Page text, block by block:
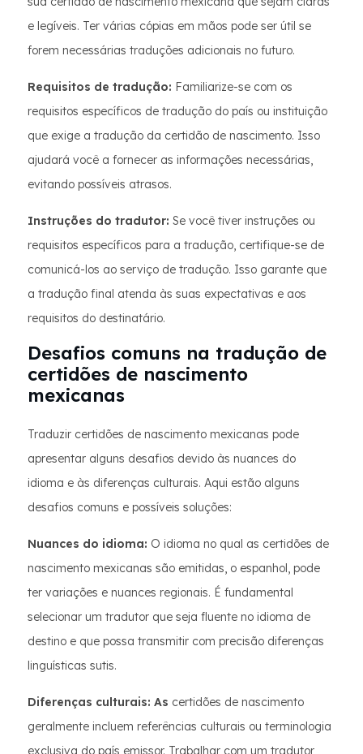
e legíveis. Ter várias cópias em mãos pode ser útil se
forem necessárias traduções adicionais no futuro.
Requisitos de tradução: Familiarize-se com os
requisitos específicos de tradução do país ou instituição
que exige a tradução da certidão de nascimento. Isso
ajudará você a fornecer as informações necessárias,
evitando possíveis atrasos.
Instruções do tradutor: Se você tiver instruções ou
requisitos específicos para a tradução, certifique-se de
comunicá-los ao serviço de tradução. Isso garante que
a tradução final atenda às suas expectativas e aos
requisitos do destinatário.
Desafios comuns na tradução de
certidões de nascimento
mexicanas
Traduzir certidões de nascimento mexicanas pode
apresentar alguns desafios devido às nuances do
idioma e às diferenças culturais. Aqui estão alguns
desafios comuns e possíveis soluções:
Nuances do idioma: O idioma no qual as certidões de
nascimento mexicanas são emitidas, o espanhol, pode
ter variações e nuances regionais. É fundamental
selecionar um tradutor que seja fluente no idioma de
destino e que possa transmitir com precisão diferenças
linguísticas sutis.
Diferenças culturais: As certidões de nascimento
geralmente incluem referências culturais ou terminologia
exclusiva do país emissor. Trabalhar com um tradutor